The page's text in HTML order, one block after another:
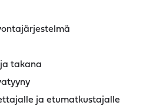
takana
ja etumatkustajalle